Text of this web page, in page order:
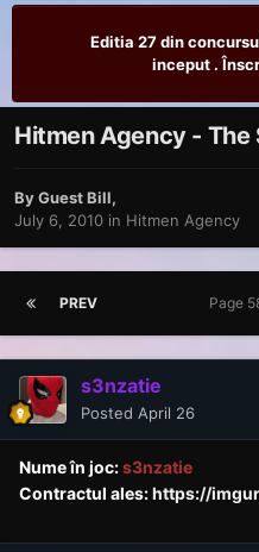
Editia 27 din
inceput .
Hitmen Agency - The
By Guest Bill,
July 6, 2010 in Hitmen Agency
PREV Page
s3nzatie
Posted April 26
Nume în joc:s3nzatie
Contractul ales:https://